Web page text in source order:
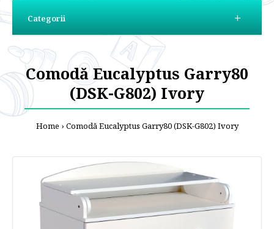
Categorii
Comodă Eucalyptus Garry80
(DSK-G802) Ivory
Home Comodă Eucalyptus Garry80 (DSK-G802) Ivory